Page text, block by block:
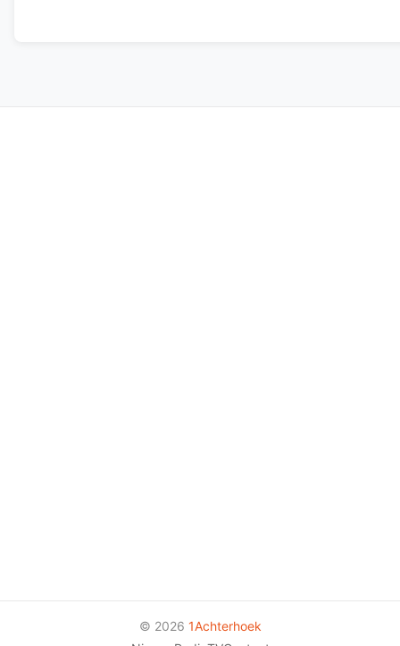
© 2026 1Achterhoek